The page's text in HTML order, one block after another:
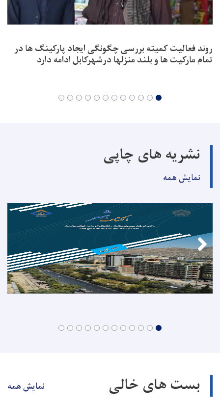
روند فعالیت کمیته بررسی چگونگی ایجاد پارکینگ ها در
تمام مارکیت ها و بلند منزلها درشهرکابل ادامه دارد
نشریه های چاپی
نمایش همه
بست های خالی نمایش همه